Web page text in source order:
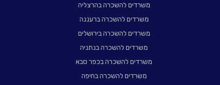
משרדים להשכרה בהרצליה
משרדים להשכרה ברעננה
משרדים להשכרה בירושלים
משרדים להשכרה בנתניה
משרדים להשכרה בכפר סבא
משרדים להשכרה בחיפה